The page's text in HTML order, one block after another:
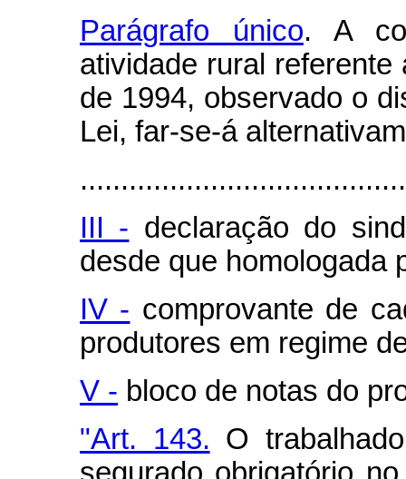
Parágrafo único. A
atividade rural
de 1994, observado o
Lei, far-se-á
III - declaração do
desde que homologada
IV - comprovante de
produtores em regime
V - bloco de notas do
"Art. 143. O